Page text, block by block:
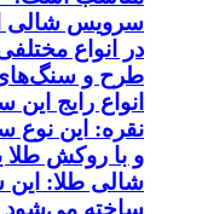
سرویس شالی
در انواع
طرح و سنگ‌های
انواع رایج
و با روکش
ساخته می‌شود